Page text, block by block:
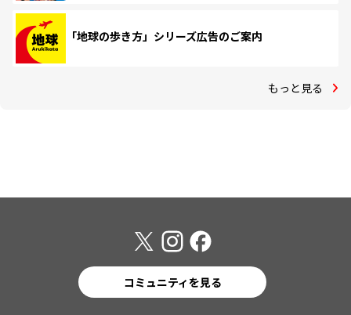
「地球の歩き方」シリーズ広告のご案内
もっと見る
コミュニティを見る